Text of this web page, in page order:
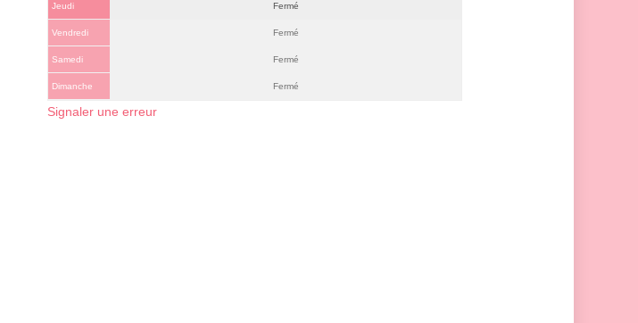
Jeudi Fermé
Vendredi Fermé
Samedi Fermé
Dimanche Fermé
Signaler une erreur